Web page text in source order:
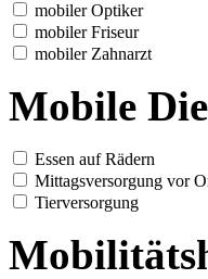
mobiler Optiker
mobiler Friseur
mobiler Zahnarzt
Mobile
Essen auf Rädern
Mittagsversorgung vor
Tierversorgung